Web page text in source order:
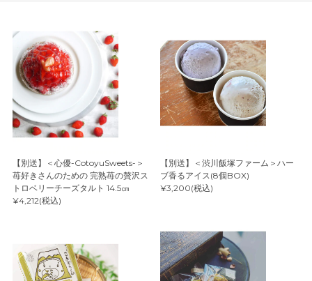
【別送】＜心優-CotoyuSweets-＞
苺好きさんのための 完熟苺の贅沢ス
トロベリーチーズタルト 14.5㎝
¥4,212(税込)
【別送】＜渋川飯塚ファーム＞ハー
ブ香るアイス(8個BOX)
¥3,200(税込)